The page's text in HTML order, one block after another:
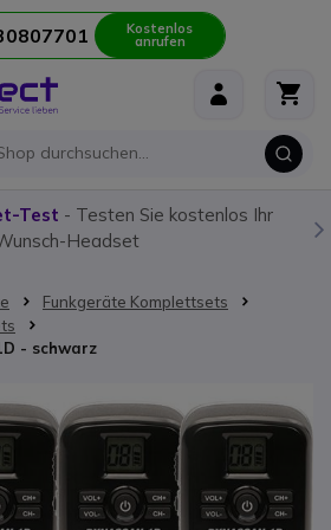
Kostenlos
anrufen
Test - Testen Sie kostenlos Ihr
Headset
Funkgeräte Komplettsets
- schwarz